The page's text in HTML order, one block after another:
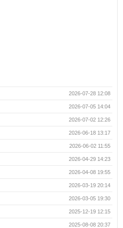
2026-07-28 12:08
2026-07-05 14:04
2026-07-02 12:26
2026-06-18 13:17
2026-06-02 11:55
2026-04-29 14:23
2026-04-08 19:55
2026-03-19 20:14
2026-03-05 19:30
2025-12-19 12:15
2025-08-08 20:37